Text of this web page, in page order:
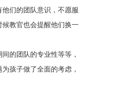
们的团队意识，不愿服
教官也会提醒他们换一
的团队的专业性等等，
孩子做了全面的考虑，